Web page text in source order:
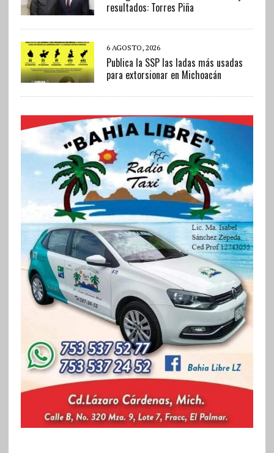
resultados: Torres Piña
6 AGOSTO, 2026
Publica la SSP las ladas más usadas
para extorsionar en Michoacán